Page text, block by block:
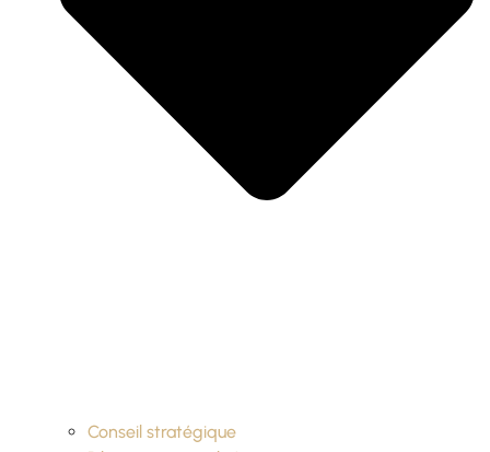
Conseil stratégique